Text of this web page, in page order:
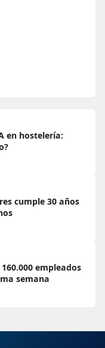
en hostelería:
cumple 30 años
empleados
semana